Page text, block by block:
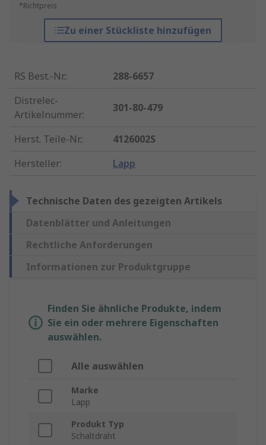
*Richtpreis
Zu einer Stückliste hinzufügen
RS Best.-Nr.:
288-6657
Distrelec-
Artikelnummer:
301-80-479
Herst. Teile-Nr.:
4126002S
Hersteller: Lapp
Technische Daten des gezeigten Artikels
Datenblätter und Anleitungen
Rechtliche Anforderungen
Informationen zur Produktgruppe
Finden Sie ähnliche Produkte, indem
Sie ein oder mehrere Eigenschaften
auswählen.
Alle auswählen
Marke
Lapp
Produkt Typ
Schaltdraht